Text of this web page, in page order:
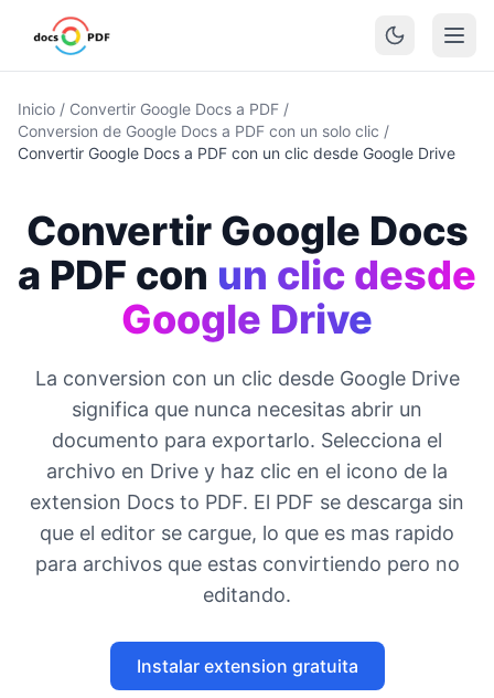
Inicio / Convertir Google Docs a PDF /
Conversion de Google Docs a PDF con un solo clic /
Convertir Google Docs a PDF con un clic desde Google Drive
Convertir Google Docs
a PDF con un clic desde
Google Drive
La conversion con un clic desde Google Drive
significa que nunca necesitas abrir un
documento para exportarlo. Selecciona el
archivo en Drive y haz clic en el icono de la
extension Docs to PDF. El PDF se descarga sin
que el editor se cargue, lo que es mas rapido
para archivos que estas convirtiendo pero no
editando.
Instalar extension gratuita